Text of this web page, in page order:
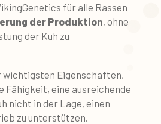
für alle Rassen
der Produktion, ohne
der Kuh zu
wichtigsten Eigenschaften,
Fähigkeit, eine ausreichende
nicht in der Lage, einen
zu unterstützen.